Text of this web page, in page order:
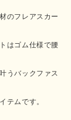
のフレアスカー
はゴム仕様で腰
うバックファス
テムです。